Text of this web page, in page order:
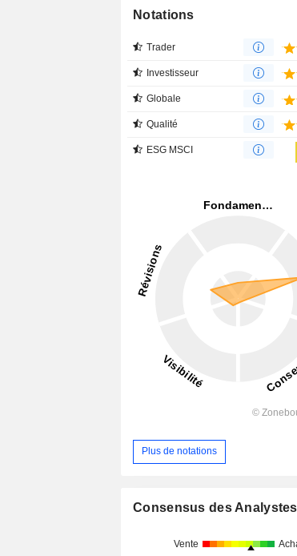
Notations
Trader
Investisseur
Globale
Qualité
ESG MSCI
Plus de notations
Consensus des Analystes
Vente